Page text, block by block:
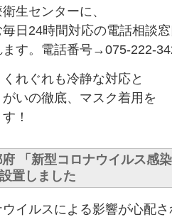
生センターに、
日24時間対応の電話相談
ます。電話番号→075-222-
れぐれも冷静な対応と
いの徹底、マスク着用を
！
「新型コロナウイルス感
置しました
イルスによる影響が心配